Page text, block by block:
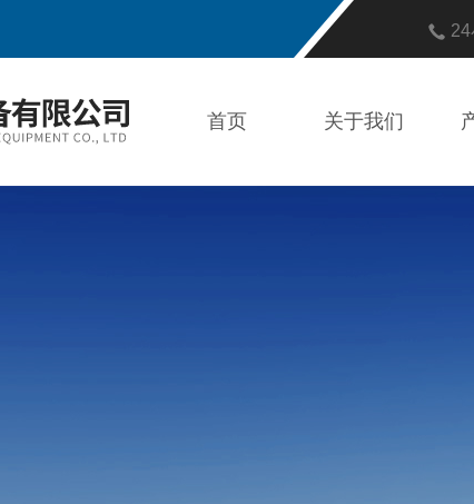
24
首页 关于我们